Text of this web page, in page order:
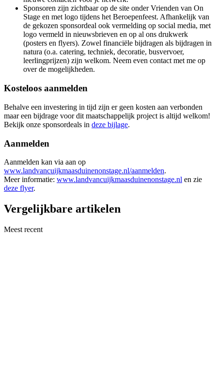
Sponsoren zijn zichtbaar op de site onder Vrienden van On
Stage en met logo tijdens het Beroepenfeest. Afhankelijk van
de gekozen sponsordeal ook vermelding op social media, met
logo vermeld in nieuwsbrieven en op al ons drukwerk
(posters en flyers). Zowel financiële bijdragen als bijdragen in
natura (o.a. catering, techniek, decoratie, busvervoer,
leerlingprijzen) zijn welkom. Neem even contact met me op
over de mogelijkheden.
Kosteloos aanmelden
Behalve een investering in tijd zijn er geen kosten aan verbonden
maar een bijdrage voor dit maatschappelijk project is altijd welkom!
Bekijk onze sponsordeals in deze bijlage.
Aanmelden
Aanmelden kan via aan op
www.landvancuijkmaasduinenonstage.nl/aanmelden.
Meer informatie: www.landvancuijkmaasduinenonstage.nl en zie
deze flyer.
Vergelijkbare artikelen
Meest recent